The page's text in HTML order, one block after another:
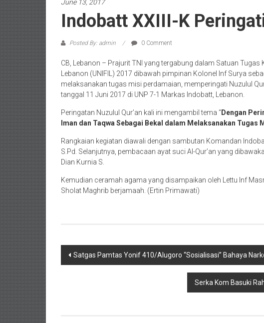
June 13, 2017
Indobatt XXIII-K
Posted By: admin 0 Comment
CB, Lebanon – Prajurit TNI yang tergabung dalam Satuan
Lebanon (UNIFIL) 2017 dibawah pimpinan Kolonel Inf Surya
melaksanakan tugas misi perdamaian, memperingati Nuzulul
tanggal 11 Juni 2017 di UNP 7-1 Markas Indobatt, Lebanon.
Peringatan Nuzulul Qur’an kali ini mengambil tema “Dengan
Iman dan Taqwa Sebagai Bekal dalam Melaksanakan Tugas
Rangkaian kegiatan diawali dengan sambutan Komandan
S.Pd. Selanjutnya, pembacaan ayat suci Al-Qur’an yang
Dian Kurnia S.
Kemudian ceramah agama yang disampaikan oleh Lettu Inf
Sholat Maghrib berjamaah. (Ertin Primawati)
Post
Satgas Pamtas Yonif 410/Alugoro “Sosialisasi” Bahaya
Serka Kom Basuki